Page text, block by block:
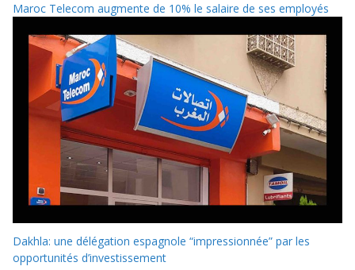
Maroc Telecom augmente de 10% le salaire de ses employés
Dakhla: une délégation espagnole “impressionnée” par les
opportunités d’investissement